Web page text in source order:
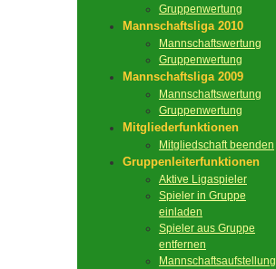
Gruppenwertung
Mannschaftsliga 2010
Mannschaftswertung
Gruppenwertung
Mannschaftsliga 2009
Mannschaftswertung
Gruppenwertung
Mitgliederfunktionen
Mitgliedschaft beenden
Gruppenleiterfunktionen
Aktive Ligaspieler
Spieler in Gruppe
einladen
Spieler aus Gruppe
entfernen
Mannschaftsaufstellung